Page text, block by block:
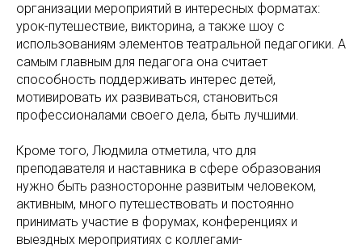
организации мероприятий в интересных форматах:
урок-путешествие, викторина, а также шоу с
использованиям элементов театральной педагогики. А
самым главным для педагога она считает
способность поддерживать интерес детей,
мотивировать их развиваться, становиться
профессионалами своего дела, быть лучшими.
Кроме того, Людмила отметила, что для
преподавателя и наставника в сфере образования
нужно быть разносторонне развитым человеком,
активным, много путешествовать и постоянно
принимать участие в форумах, конференциях и
выездных мероприятиях с коллегами-